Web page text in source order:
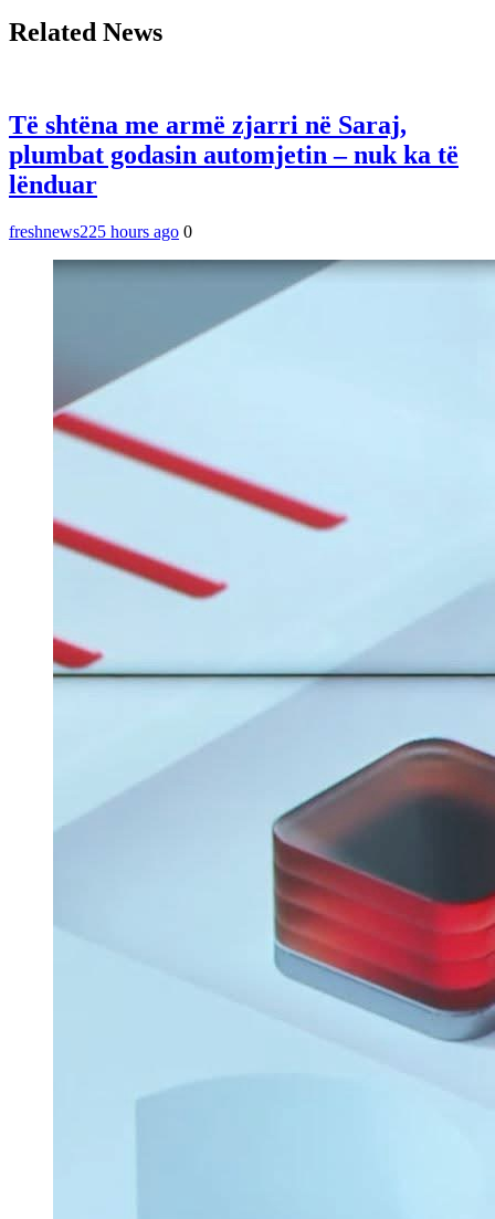
Related News
Të shtëna me armë zjarri në Saraj,
plumbat godasin automjetin – nuk ka të
lënduar
freshnews225 hours ago 0